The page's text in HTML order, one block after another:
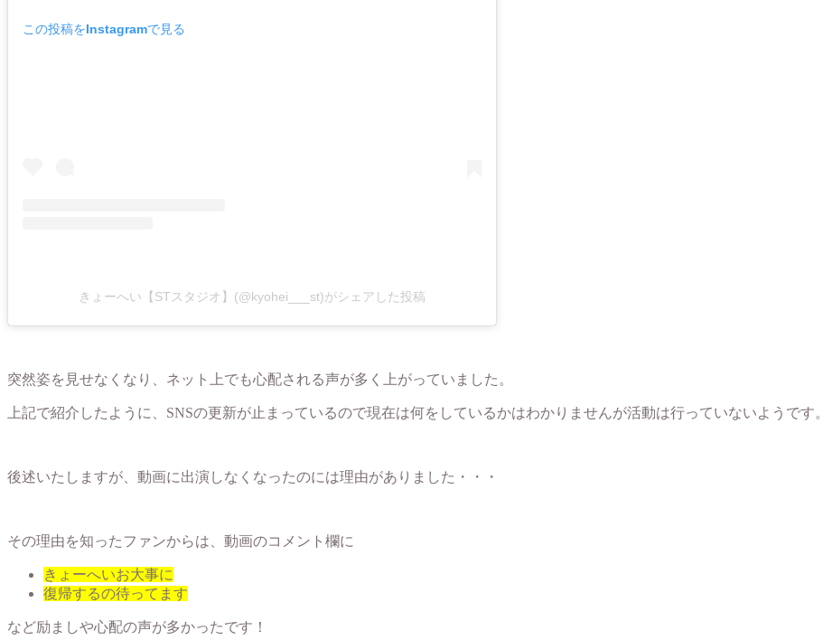
この投稿をInstagramで見る
きょーへい【STスタジオ】(@kyohei___st)がシェアした投稿
突然姿を見せなくなり、ネット上でも心配される声が多く上がっていました。
上記で紹介したように、SNSの更新が止まっているので現在は何をしているかはわかりませんが活動は行っていないようです。
後述いたしますが、動画に出演しなくなったのには理由がありました・・・
その理由を知ったファンからは、動画のコメント欄に
きょーへいお大事に
復帰するの待ってます
など励ましや心配の声が多かったです！